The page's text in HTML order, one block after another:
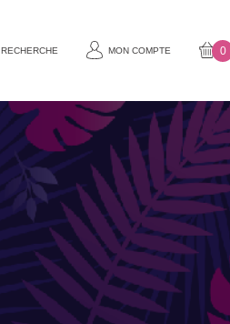
CÔTÉ LUMIÈRE
Lampes mobiles
Lampes filaires
RECHERCHE MON COMPTE 0